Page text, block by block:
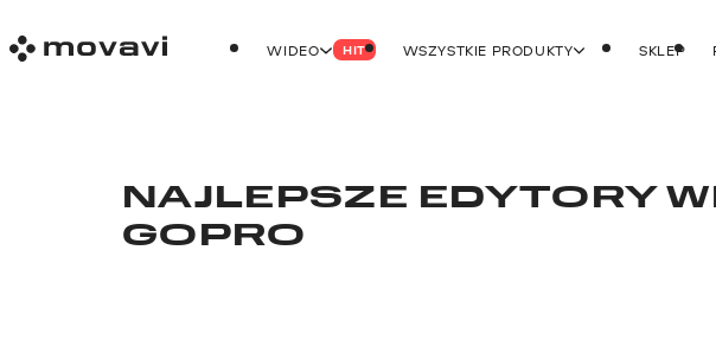
WIDEO HIT WSZYSTKIE PRODUKTY SKLEP
NAJLEPSZE EDYTORY
GOPRO